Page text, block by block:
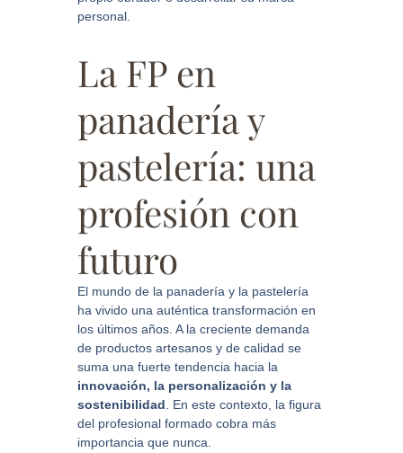
personal.
La FP en
panadería y
pastelería: una
profesión con
futuro
El mundo de la panadería y la pastelería
ha vivido una auténtica transformación en
los últimos años. A la creciente demanda
de productos artesanos y de calidad se
suma una fuerte tendencia hacia la
innovación, la personalización y la
sostenibilidad . En este contexto, la figura
del profesional formado cobra más
importancia que nunca.